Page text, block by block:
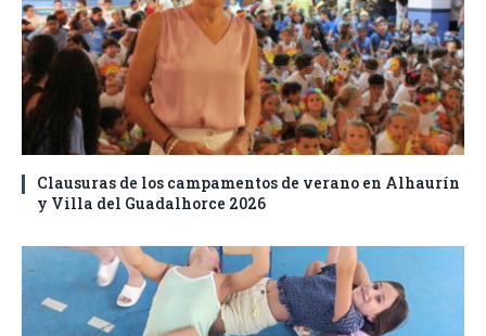
Clausuras de los campamentos de verano en Alhaurín
y Villa del Guadalhorce 2026